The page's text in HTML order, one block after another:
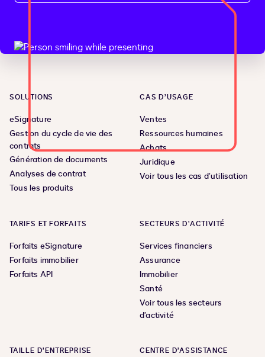
SOLUTIONS
eSignature
Gestion du cycle de vie des
contrats
Génération de documents
Analyses de contrat
Tous les produits
CAS D’USAGE
Ventes
Ressources humaines
Achats
Juridique
Voir tous les cas d’utilisation
TARIFS ET FORFAITS
Forfaits eSignature
Forfaits immobilier
Forfaits API
SECTEURS D’ACTIVITÉ
Services financiers
Assurance
Immobilier
Santé
Voir tous les secteurs
d’activité
TAILLE D’ENTREPRISE CENTRE D’ASSISTANCE